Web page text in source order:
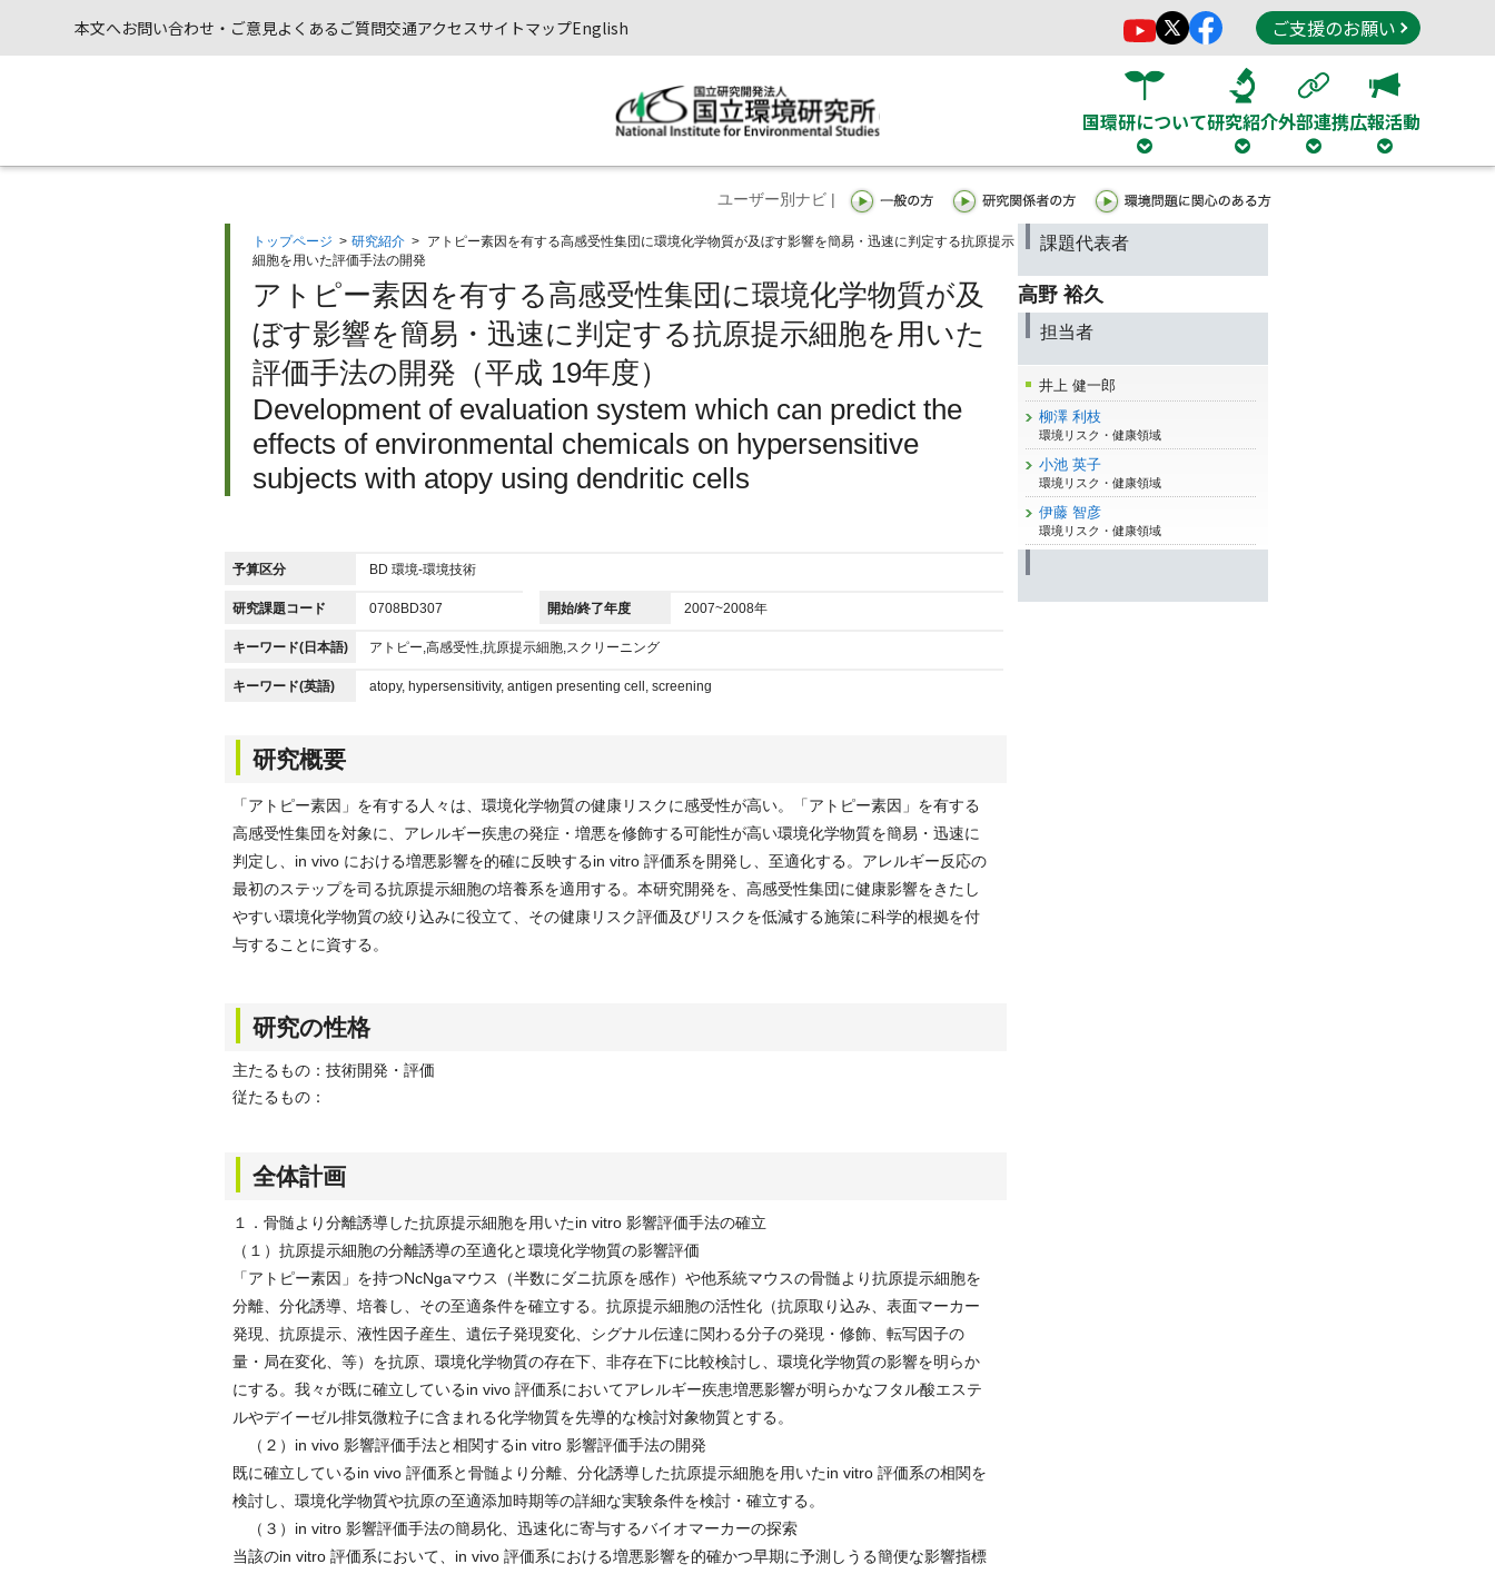
本文へお問い合わせ・ご意見よくあるご質問交通アクセスサイトマップEnglish ご支援のお願い
国環研について研究紹介外部連携広報活動
ユーザー別ナビ |
トップページ > 研究紹介 > アトピー素因を有する高感受性集団に環境化学物質が及ぼす影響を簡易・迅速に判定する抗原提示
細胞を用いた評価手法の開発
アトピー素因を有する高感受性集団に環境化学物質が及
ぼす影響を簡易・迅速に判定する抗原提示細胞を用いた
評価手法の開発（平成 19年度）
Development of evaluation system which can predict the
effects of environmental chemicals on hypersensitive
subjects with atopy using dendritic cells
予算区分 BD 環境-環境技術
研究課題コード 0708BD307 開始/終了年度 2007~2008年
キーワード(日本語) アトピー,高感受性,抗原提示細胞,スクリーニング
キーワード(英語) atopy, hypersensitivity, antigen presenting cell, screening
研究概要
「アトピー素因」を有する人々は、環境化学物質の健康リスクに感受性が高い。「アトピー素因」を有する
高感受性集団を対象に、アレルギー疾患の発症・増悪を修飾する可能性が高い環境化学物質を簡易・迅速に
判定し、in vivo における増悪影響を的確に反映するin vitro 評価系を開発し、至適化する。アレルギー反応の
最初のステップを司る抗原提示細胞の培養系を適用する。本研究開発を、高感受性集団に健康影響をきたし
やすい環境化学物質の絞り込みに役立て、その健康リスク評価及びリスクを低減する施策に科学的根拠を付
与することに資する。
研究の性格
主たるもの：技術開発・評価
従たるもの：
全体計画
１．骨髄より分離誘導した抗原提示細胞を用いたin vitro 影響評価手法の確立
（１）抗原提示細胞の分離誘導の至適化と環境化学物質の影響評価
「アトピー素因」を持つNcNgaマウス（半数にダニ抗原を感作）や他系統マウスの骨髄より抗原提示細胞を
分離、分化誘導、培養し、その至適条件を確立する。抗原提示細胞の活性化（抗原取り込み、表面マーカー
発現、抗原提示、液性因子産生、遺伝子発現変化、シグナル伝達に関わる分子の発現・修飾、転写因子の
量・局在変化、等）を抗原、環境化学物質の存在下、非存在下に比較検討し、環境化学物質の影響を明らか
にする。我々が既に確立しているin vivo 評価系においてアレルギー疾患増悪影響が明らかなフタル酸エステ
ルやデイーゼル排気微粒子に含まれる化学物質を先導的な検討対象物質とする。
（２）in vivo 影響評価手法と相関するin vitro 影響評価手法の開発
既に確立しているin vivo 評価系と骨髄より分離、分化誘導した抗原提示細胞を用いたin vitro 評価系の相関を
検討し、環境化学物質や抗原の至適添加時期等の詳細な実験条件を検討・確立する。
（３）in vitro 影響評価手法の簡易化、迅速化に寄与するバイオマーカーの探索
当該のin vitro 評価系において、in vivo 評価系における増悪影響を的確かつ早期に予測しうる簡便な影響指標
課題代表者
高野 裕久
担当者
井上 健一郎
柳澤 利枝
環境リスク・健康領域
小池 英子
環境リスク・健康領域
伊藤 智彦
環境リスク・健康領域